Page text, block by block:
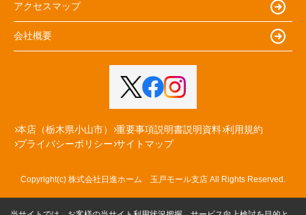
アクセスマップ
会社概要
本店（栃木県小山市） 重要事項説明書説明資料 利用規約
プライバシーポリシー サイトマップ
Copyright(c) 株式会社日進ホーム 玉戸モール支店 All Rights Reserved.